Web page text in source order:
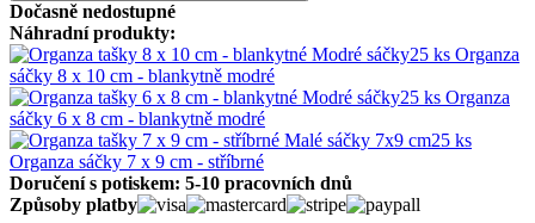
Dočasně nedostupné
Náhradní produkty:
25 ks Organza
sáčky 8 x 10 cm - blankytně modré
25 ks Organza
sáčky 6 x 8 cm - blankytně modré
25 ks
Organza sáčky 7 x 9 cm - stříbrné
Doručení s potiskem: 5-10 pracovních dnů
Způsoby platby